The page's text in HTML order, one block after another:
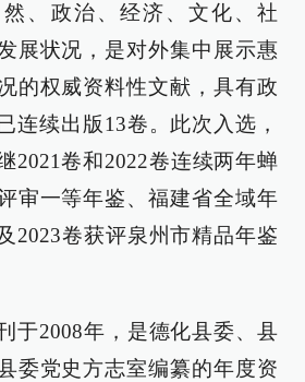
、政治、经济、文化、社
展状况，是对外集中展示惠
的权威资料性文献，具有政
连续出版13卷。此次入选，
2021卷和2022卷连续两年蝉
审一等年鉴、福建省全域年
2023卷获评泉州市精品年鉴
于2008年，是德化县委、县
委党史方志室编纂的年度资